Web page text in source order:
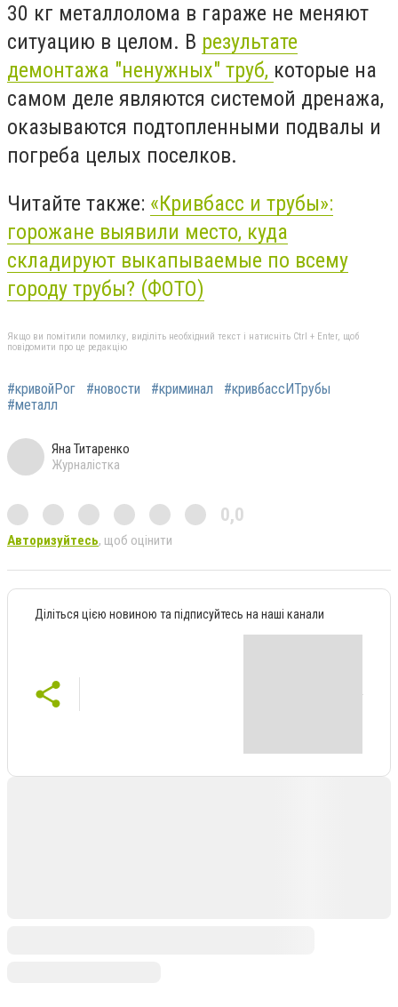
30 кг металлолома в гараже не меняют
ситуацию в целом. В результате
демонтажа "ненужных" труб, которые на
самом деле являются системой дренажа,
оказываются подтопленными подвалы и
погреба целых поселков.
Читайте также: «Кривбасс и трубы»:
горожане выявили место, куда
складируют выкапываемые по всему
городу трубы? (ФОТО)
Якщо ви помітили помилку, виділіть необхідний текст і натисніть Ctrl + Enter, щоб
повідомити про це редакцію
#кривойРог #новости #криминал
#кривбассИТрубы
#металл
Яна Титаренко
Журналістка
0,0
Авторизуйтесь, щоб оцінити
Діліться цією новиною та підписуйтесь на наші канали